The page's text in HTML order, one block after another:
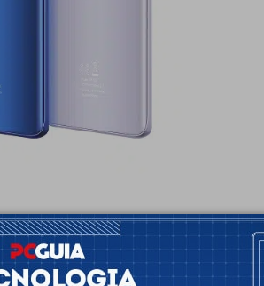
de sistema operativo para Android 11
oTCL 10 Pro , TCL 10 Plus,
TCL
ficará de fora do lote de